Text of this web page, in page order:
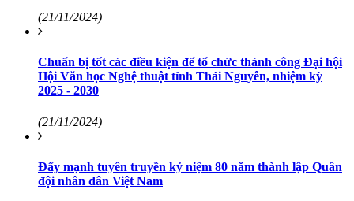
(21/11/2024)
Chuẩn bị tốt các điều kiện để tổ chức thành công Đại hội
Hội Văn học Nghệ thuật tỉnh Thái Nguyên, nhiệm kỳ
2025 - 2030
(21/11/2024)
Đẩy mạnh tuyên truyền kỷ niệm 80 năm thành lập Quân
đội nhân dân Việt Nam